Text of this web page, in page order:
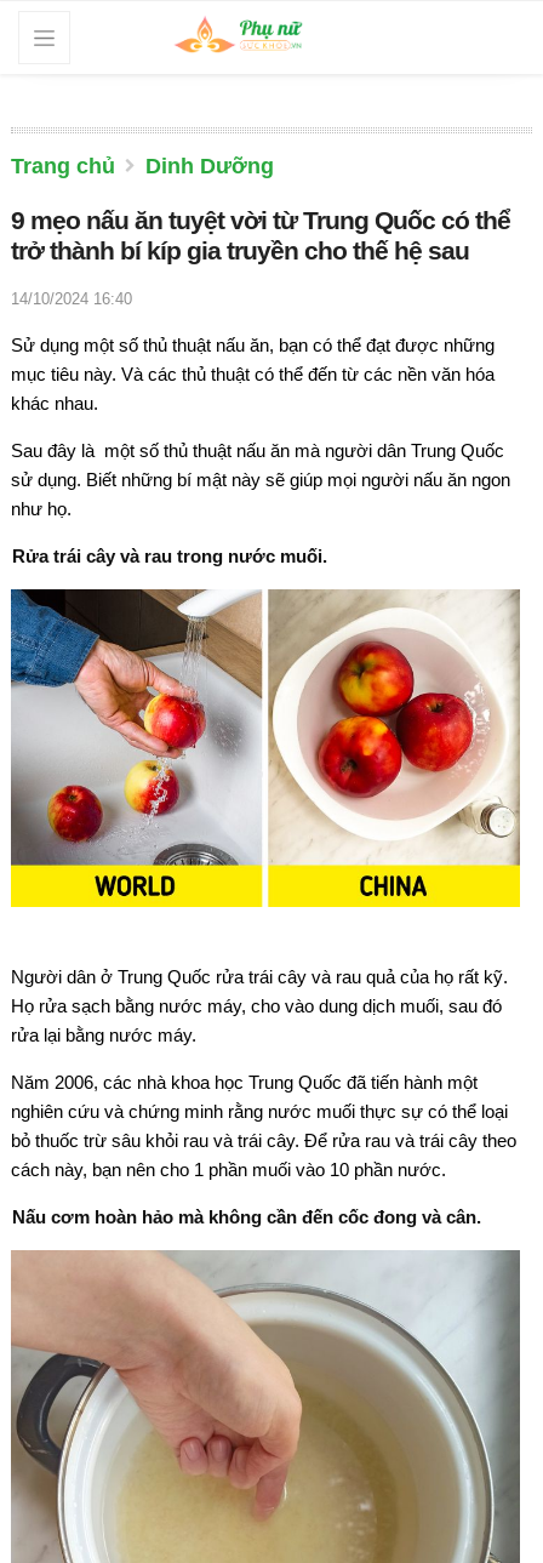
Trang chủ Dinh Dưỡng
9 mẹo nấu ăn tuyệt vời từ Trung Quốc có thể
trở thành bí kíp gia truyền cho thế hệ sau
14/10/2024 16:40
Sử dụng một số thủ thuật nấu ăn, bạn có thể đạt được những
mục tiêu này. Và các thủ thuật có thể đến từ các nền văn hóa
khác nhau.
Sau đây là một số thủ thuật nấu ăn mà người dân Trung Quốc
sử dụng. Biết những bí mật này sẽ giúp mọi người nấu ăn ngon
như họ.
Rửa trái cây và rau trong nước muối.
Người dân ở Trung Quốc rửa trái cây và rau quả của họ rất kỹ.
Họ rửa sạch bằng nước máy, cho vào dung dịch muối, sau đó
rửa lại bằng nước máy.
Năm 2006, các nhà khoa học Trung Quốc đã tiến hành một
nghiên cứu và chứng minh rằng nước muối thực sự có thể loại
bỏ thuốc trừ sâu khỏi rau và trái cây. Để rửa rau và trái cây theo
cách này, bạn nên cho 1 phần muối vào 10 phần nước.
Nấu cơm hoàn hảo mà không cần đến cốc đong và cân.